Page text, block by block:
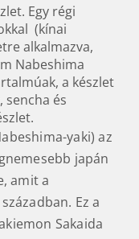
Egy régi
(kínai
alkalmazva,
Nabeshima
a készlet
sencha és
yaki) az
japán
amit a
Ez a
Sakaida